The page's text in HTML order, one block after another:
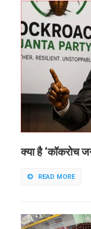
क्या है ‘कॉकरोच
READ MORE